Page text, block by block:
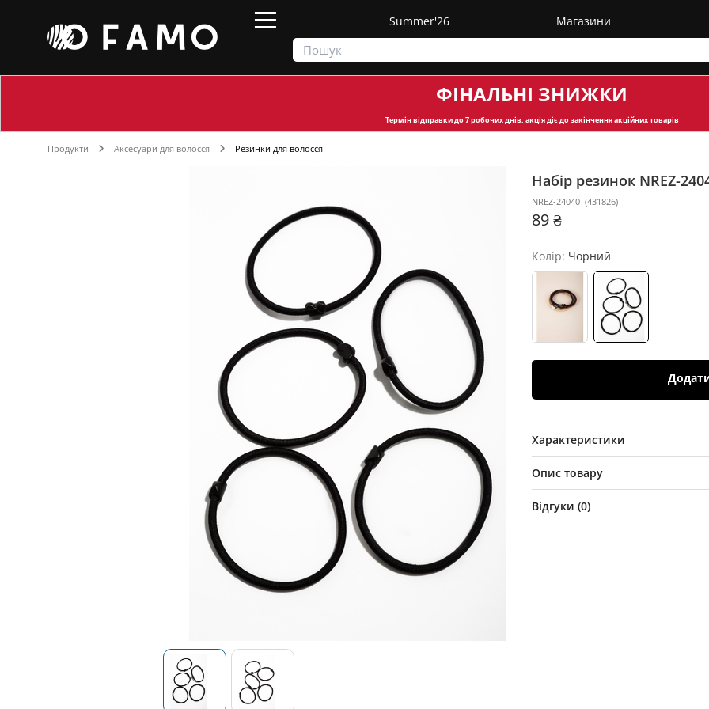
Summer'26 Магазини
ФІНАЛЬНІ ЗНИЖКИ
Термін відправкидо 7 робочих днів, акція діє до закінчення акційних товарів
Продукти Аксесуари для волосся Резинки для волосся
Набір резинок NREZ-
NREZ-24040 (431826)
89 ₴
Колір: Чорний
Характеристики
Опис товару
Відгуки (0)